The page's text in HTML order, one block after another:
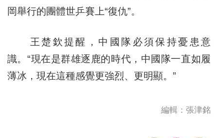
岡舉行的團體世乒賽上“復仇”。
王楚欽提醒，中國隊必須保持憂患意
識。“現在是群雄逐鹿的時代，中國隊一直如履
薄冰，現在這種感覺更強烈、更明顯。”
編輯：張津銘